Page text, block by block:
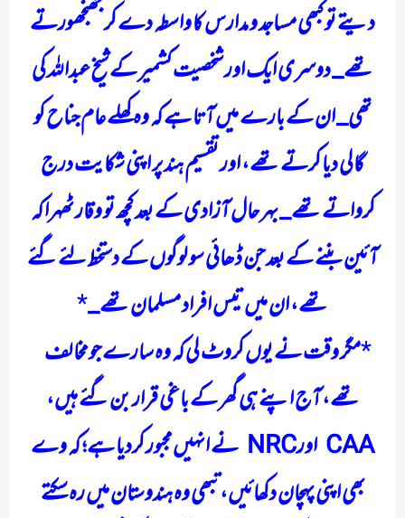
دیتے تو کبھی مساجد و مدارس کا واسطہ دے کر جھنجھورتے
تھے_ دوسری ایک اور شخصیت کشمیر کے شیخ عبداللہ کی
تھی_ ان کے بارے میں آتا ہے کہ وہ کھلے عام جناح کو
گالی دیا کرتے تھے، اور تقسیم ہند پر اپنی شکایت درج
کرواتے تھے_ بہر حال آزادی کے بعد کچھ تو وقار ٹھہرا کہ
آئین بننے کے بعد جن ڈھائی سو لوگوں کے دستخط لئے گئے
تھے، ان میں تیس افراد مسلمان تھے_*
مگر وقت نے یوں کروٹ لی کہ وہ سارے جو مخالف
تھے، آج اپنے ہی گھر کے باغی قرار بن گئے ہیں،
CAA اورNRC نے انہیں مجبور کردیا ہے؛ کہ وے
بھی اپنی پہچان دکھائیں، تبھی وہ ہندوستان میں رہ سکتے